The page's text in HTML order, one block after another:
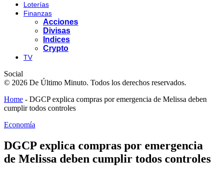
Loterías
Finanzas
Acciones
Divisas
Indices
Crypto
TV
Social
© 2026 De Último Minuto. Todos los derechos reservados.
Home - DGCP explica compras por emergencia de Melissa deben
cumplir todos controles
Economía
DGCP explica compras por emergencia
de Melissa deben cumplir todos controles